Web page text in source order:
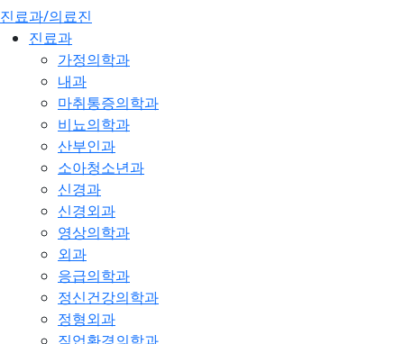
진료과/의료진
진료과
가정의학과
내과
마취통증의학과
비뇨의학과
산부인과
소아청소년과
신경과
신경외과
영상의학과
외과
응급의학과
정신건강의학과
정형외과